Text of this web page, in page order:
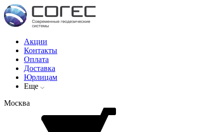
Акции
Контакты
Оплата
Доставка
Юрлицам
Еще
Москва